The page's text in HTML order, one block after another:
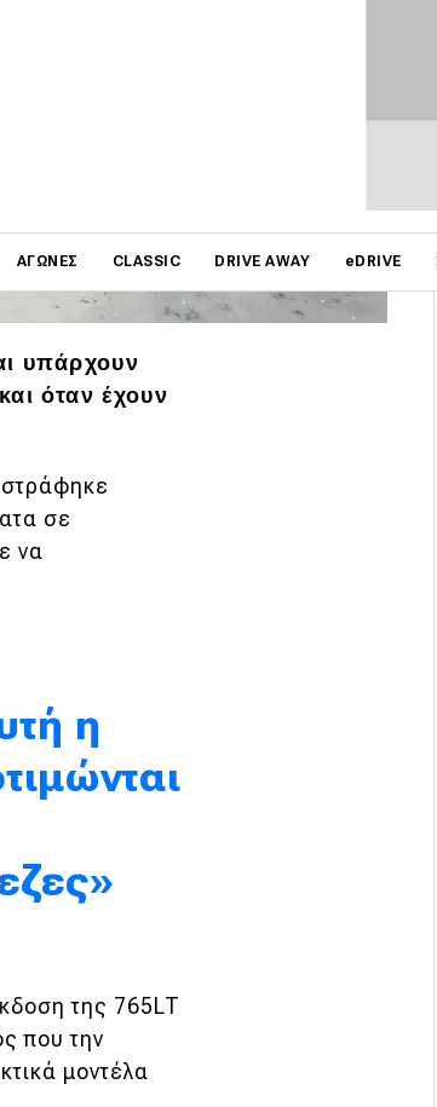
ΑΓΏΝΕΣ CLASSIC DRIVE AWAY eDRIVE
υπάρχουν
όταν έχουν
σε
να
η
της 765LT
που την
μοντέλα